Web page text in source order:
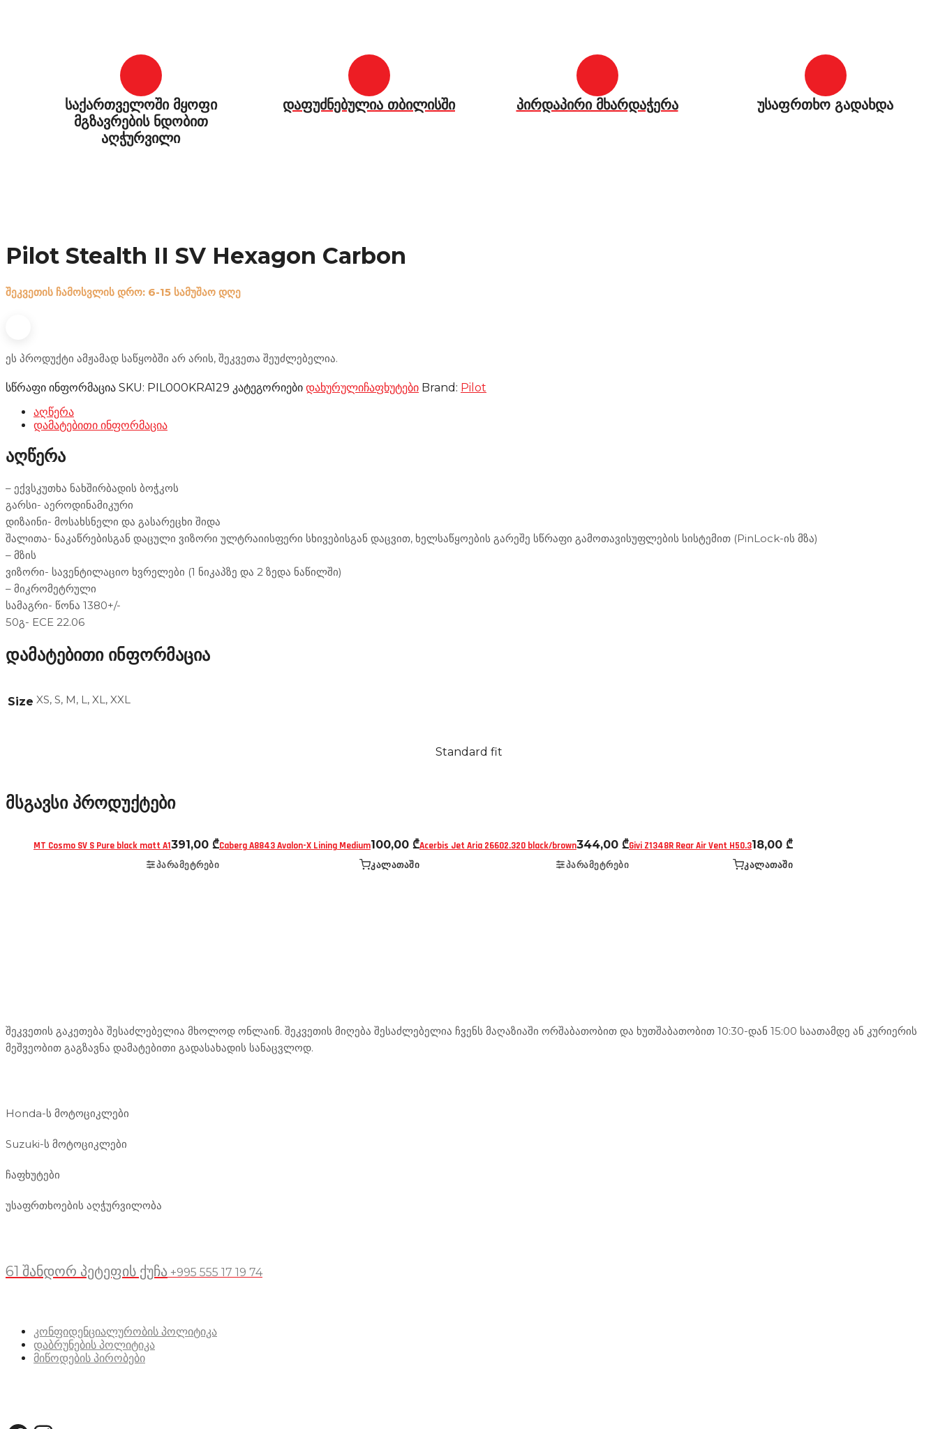
საქართველოში მყოფი
მგზავრების ნდობით
აღჭურვილი
დაფუძნებულია თბილისში პირდაპირი მხარდაჭერა უსაფრთხო გადახდა
Pilot Stealth II SV Hexagon Carbon
შეკვეთის ჩამოსვლის დრო: 6-15 სამუშაო დღე
ეს პროდუქტი ამჟამად საწყობში არ არის, შეკვეთა შეუძლებელია.
სწრაფი ინფორმაცია SKU: PIL000KRA129 კატეგორიები დახურულიჩაფხუტები Brand: Pilot
აღწერა
დამატებითი ინფორმაცია
აღწერა
– ექვსკუთხა ნახშირბადის ბოჭკოს
გარსი- აეროდინამიკური
დიზაინი- მოსახსნელი და გასარეცხი შიდა
შალითა- ნაკაწრებისგან დაცული ვიზორი ულტრაიისფერი სხივებისგან დაცვით, ხელსაწყოების გარეშე სწრაფი გამოთავისუფლების სისტემით (PinLock-ის მზა)
– მზის
ვიზორი- სავენტილაციო ხვრელები (1 ნიკაპზე და 2 ზედა ნაწილში)
– მიკრომეტრული
სამაგრი- წონა 1380+/-
50გ- ECE 22.06
დამატებითი ინფორმაცია
Size XS, S, M, L, XL, XXL
Standard fit
მსგავსი პროდუქტები
ჩაფხუტები ნახევრად ღია (3/4)
MT Cosmo SV S Pure black matt A1391,00 ₾
ᲞᲐᲠᲐᲛᲔᲢᲠᲔᲑᲘ
Caberg A8843 Avalon-X Lining Medium100,00 ₾
ᲙᲐᲚᲐᲗᲐᲨᲘ
Acerbis Jet Aria 26602.320 black/brown344,00 ₾
ᲞᲐᲠᲐᲛᲔᲢᲠᲔᲑᲘ
Givi Z1348R Rear Air Vent H50.318,00 ₾
ᲙᲐᲚᲐᲗᲐᲨᲘ
შეკვეთის გაკეთება შესაძლებელია მხოლოდ ონლაინ. შეკვეთის მიღება შესაძლებელია ჩვენს მაღაზიაში ორშაბათობით და ხუთშაბათობით 10:30-დან 15:00 საათამდე ან კურიერის
მეშვეობით გაგზავნა დამატებითი გადასახადის სანაცვლოდ.
Honda-ს მოტოციკლები
Suzuki-ს მოტოციკლები
ჩაფხუტები
უსაფრთხოების აღჭურვილობა
61 შანდორ პეტეფის ქუჩა +995 555 17 19 74
კონფიდენციალურობის პოლიტიკა
დაბრუნების პოლიტიკა
მიწოდების პირობები